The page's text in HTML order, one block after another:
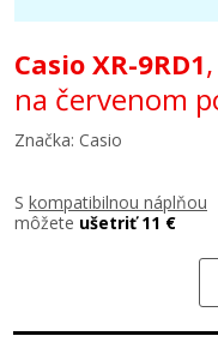
Casio XR-9RD1
na červenom
Značka: Casio
S kompatibilnou náplňou
môžete ušetriť 11 €